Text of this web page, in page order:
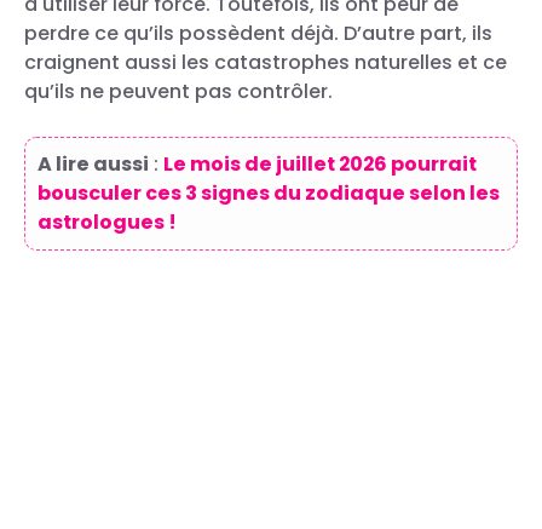
perdre ce qu’ils possèdent déjà. D’autre part, ils
craignent aussi les catastrophes naturelles et ce
qu’ils ne peuvent pas contrôler.
A lire aussi : Le mois de juillet 2026 pourrait
bousculer ces 3 signes du zodiaque selon les
astrologues !